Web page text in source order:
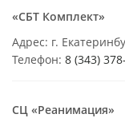
«СБТ Комплект»
Адрес: г.
Телефон: 8 (343)
СЦ «Реанимация»